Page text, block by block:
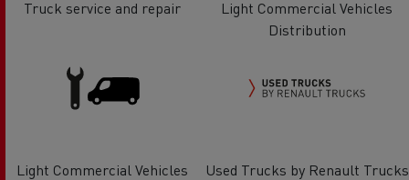
Truck service and repair
Light Commercial Vehicles
Distribution
Light Commercial Vehicles
Used Trucks by Renault Trucks